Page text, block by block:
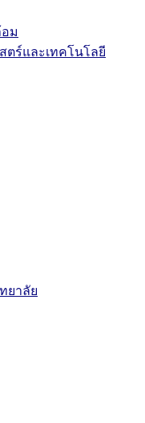
ม
ตร์และเทคโนโลยี
ยาลัย